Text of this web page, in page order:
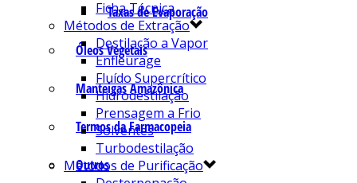
Taxas de Evaporação
Óleos Vegetais
Manteigas Amazônica
Termos da Farmacopeia
Outros
Ficha Técnica
Métodos de Extração
Destilação a Vapor
Enfleurage
Fluído Supercrítico
Hidrodestilação
Prensagem a Frio
Solventes
Turbodestilação
Métodos de Purificação